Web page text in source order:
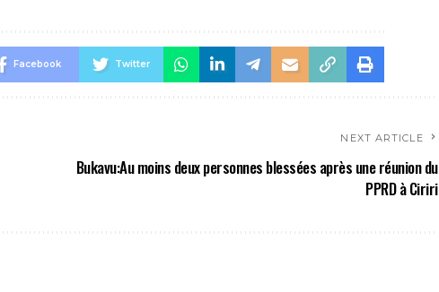
Facebook Twitter
NEXT ARTICLE
Bukavu:Au moins deux personnes blessées après une réunion du
PPRD à Ciriri